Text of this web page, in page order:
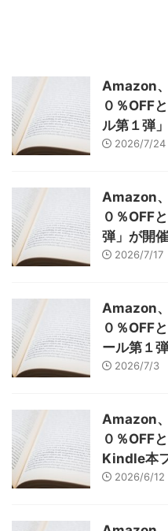
Amazon
０％OFF
ル第１弾
2026/7/24
Amazon
０％OFF
弾」が開
2026/7/17
Amazon
０％OFF
ール第１
2026/7/3
Amazon
０％OFF
Kindle本
2026/6/12